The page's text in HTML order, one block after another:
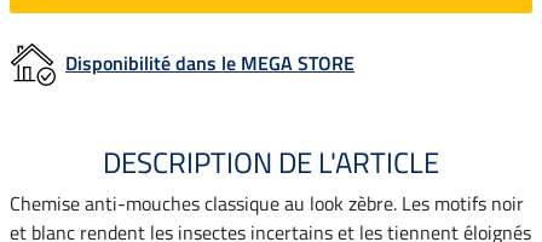
Disponibilité dans le MEGA STORE
DESCRIPTION DE L'ARTICLE
Chemise anti-mouches classique au look zèbre. Les motifs noir
et blanc rendent les insectes incertains et les tiennent éloignés